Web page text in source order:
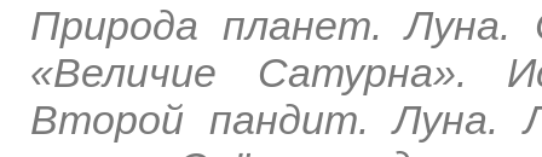
Природа планет.
«Величие Сатурна».
Второй пандит. Луна.